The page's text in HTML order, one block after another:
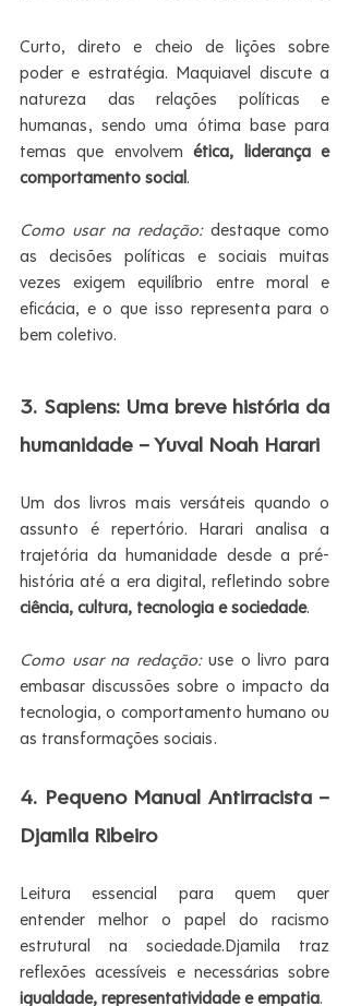
Curto, direto e cheio de lições sobre
poder e estratégia. Maquiavel discute a
natureza das relações políticas e
humanas, sendo uma ótima base para
temas que envolvem ética, liderança e
comportamento social.
Como usar na redação: destaque como
as decisões políticas e sociais muitas
vezes exigem equilíbrio entre moral e
eficácia, e o que isso representa para o
bem coletivo.
3. Sapiens: Uma breve história da
humanidade – Yuval Noah Harari
Um dos livros mais versáteis quando o
assunto é repertório. Harari analisa a
trajetória da humanidade desde a pré-
ciência, cultura, tecnologia e sociedade.
Como usar na redação: use o livro para
embasar discussões sobre o impacto da
tecnologia, o comportamento humano ou
as transformações sociais.
4. Pequeno Manual Antirracista –
Djamila Ribeiro
Leitura essencial para quem quer
entender melhor o papel do racismo
estrutural na sociedade.Djamila traz
igualdade, representatividade e empatia.